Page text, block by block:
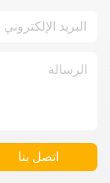
اتصل بنا